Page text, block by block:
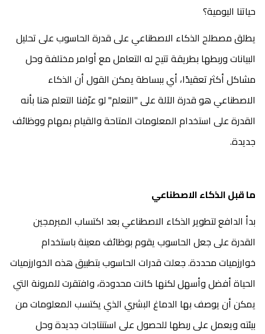
حياتنا اليومية؟
يطلق مصطلح الذكاء الاصطناعي على قدرة الحاسوب على تحليل
البيانات وربطها بطريقة تتيح له التعامل مع أوامر مختلفة وحل
مشاكل أكثر تعقيدًا، أي ببساطة يمكن القول أن الذكاء
الاصطناعي هو قدرة الآلة على "التعلم" لو عرّفنا التعلم هنا بأنه
القدرة على استخدام المعلومات المتاحة والقيام بمهام ووظائف
جديدة.
ما قبل الذكاء الاصطناعي
بدأ الدافع لتطوير الذكاء الاصطناعي بعد اكتساب المبرمجين
القدرة على جعل الحاسوب يقوم بوظائف معينة باستخدام
خوارزميات محددة. جعلت قدرات الحاسوب بتطبيق هذه الخوارزميات
الحياة أفضل وأسهل لكنها كانت محدودة، وافتقرت للمرونة التي
يمكن أن يوصف بها الدماغ البشري الذي يكتسب المعلومات من
بيئته ويعمل على ربطها للحصول على استنتاجات جديدة وحل